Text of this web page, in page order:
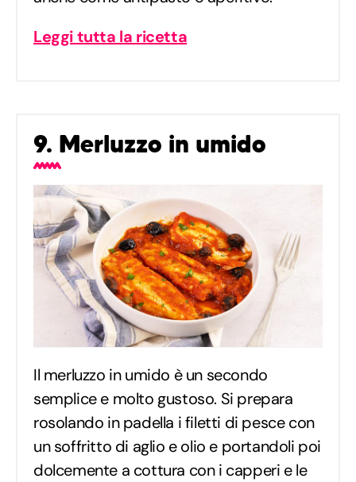
Leggi tutta la ricetta
9. Merluzzo in umido
Il merluzzo in umido è un secondo
semplice e molto gustoso. Si prepara
rosolando in padella i filetti di pesce con
un soffritto di aglio e olio e portandoli poi
dolcemente a cottura con i capperi e le